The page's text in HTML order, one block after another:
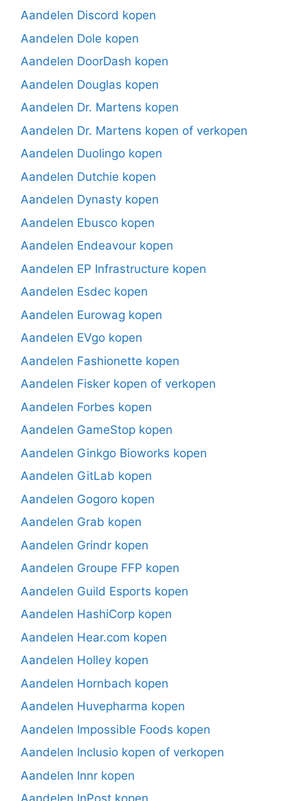
Aandelen Discord kopen
Aandelen Dole kopen
Aandelen DoorDash kopen
Aandelen Douglas kopen
Aandelen Dr. Martens kopen
Aandelen Dr. Martens kopen of verkopen
Aandelen Duolingo kopen
Aandelen Dutchie kopen
Aandelen Dynasty kopen
Aandelen Ebusco kopen
Aandelen Endeavour kopen
Aandelen EP Infrastructure kopen
Aandelen Esdec kopen
Aandelen Eurowag kopen
Aandelen EVgo kopen
Aandelen Fashionette kopen
Aandelen Fisker kopen of verkopen
Aandelen Forbes kopen
Aandelen GameStop kopen
Aandelen Ginkgo Bioworks kopen
Aandelen GitLab kopen
Aandelen Gogoro kopen
Aandelen Grab kopen
Aandelen Grindr kopen
Aandelen Groupe FFP kopen
Aandelen Guild Esports kopen
Aandelen HashiCorp kopen
Aandelen Hear.com kopen
Aandelen Holley kopen
Aandelen Hornbach kopen
Aandelen Huvepharma kopen
Aandelen Impossible Foods kopen
Aandelen Inclusio kopen of verkopen
Aandelen Innr kopen